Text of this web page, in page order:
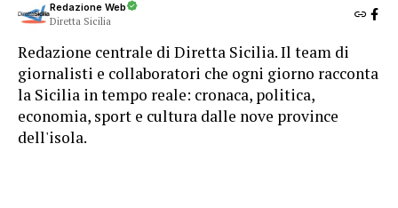
Redazione Web
Diretta Sicilia
Redazione centrale di Diretta Sicilia. Il team di
giornalisti e collaboratori che ogni giorno racconta
la Sicilia in tempo reale: cronaca, politica,
economia, sport e cultura dalle nove province
dell'isola.